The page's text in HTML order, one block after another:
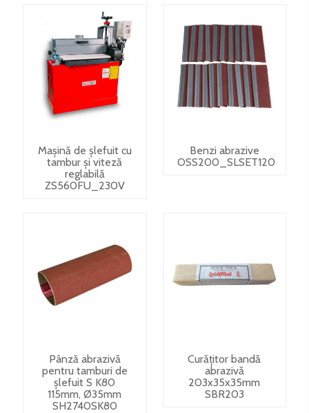
Mașină de șlefuit cu
tambur și viteză
reglabilă
ZS560FU_230V
Benzi abrazive
OSS200_SLSET120
Pânză abrazivă
pentru tamburi de
șlefuit S K80
115mm, Ø35mm
SH2740SK80
Curățitor bandă
abrazivă
203x35x35mm
SBR203